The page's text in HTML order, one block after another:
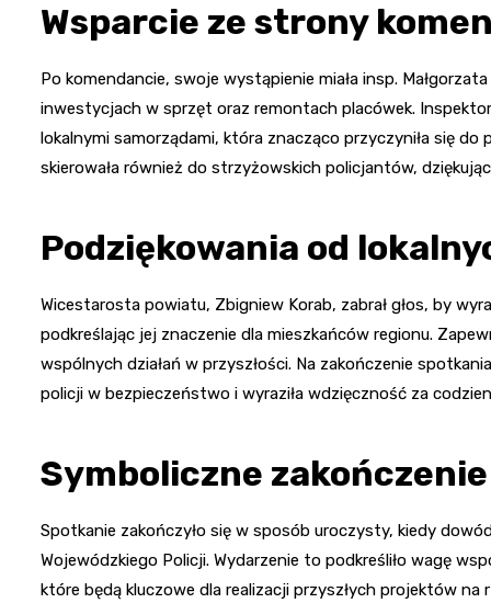
Wsparcie ze strony
Po komendancie, swoje wystąpienie miała insp.
inwestycjach w sprzęt oraz remontach placówek.
lokalnymi samorządami, która znacząco przyczyniła się
skierowała również do strzyżowskich policjantów,
Podziękowania od
Wicestarosta powiatu, Zbigniew Korab, zabrał głos, by
podkreślając jej znaczenie dla mieszkańców regionu.
wspólnych działań w przyszłości. Na zakończenie
policji w bezpieczeństwo i wyraziła wdzięczność za
Symboliczne
Spotkanie zakończyło się w sposób uroczysty, kiedy
Wojewódzkiego Policji. Wydarzenie to podkreśliło wagę
które będą kluczowe dla realizacji przyszłych projektów